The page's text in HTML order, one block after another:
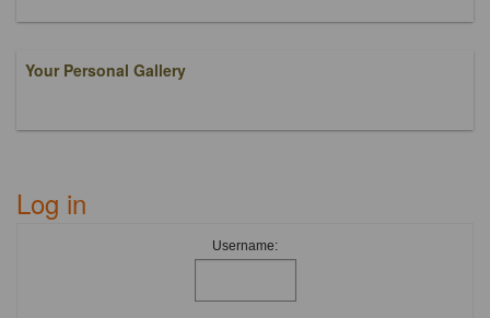
Your Personal Gallery
Log in
Username: